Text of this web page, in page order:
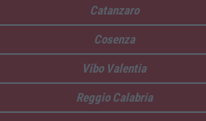
Catanzaro
Cosenza
Vibo Valentia
Reggio Calabria